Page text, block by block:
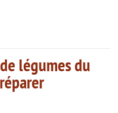
légumes du